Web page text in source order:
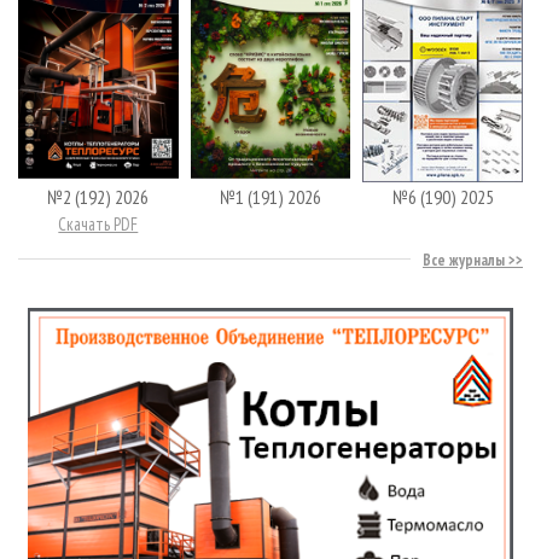
№2 (192) 2026
Скачать PDF
№1 (191) 2026 №6 (190) 2025
Все журналы